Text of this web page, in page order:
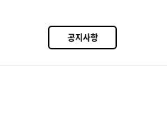
공지사항